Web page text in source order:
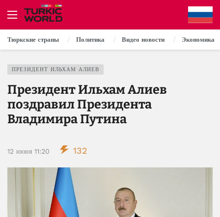
Тюркские страны Политика Видео новости Экономика
ПРЕЗИДЕНТ ИЛЬХАМ АЛИЕВ
Президент Ильхам Алиев
поздравил Президента
Владимира Путина
12 июня 11:20 132